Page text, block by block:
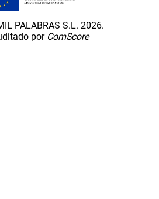
PALABRAS S.L. 2026.
por ComScore